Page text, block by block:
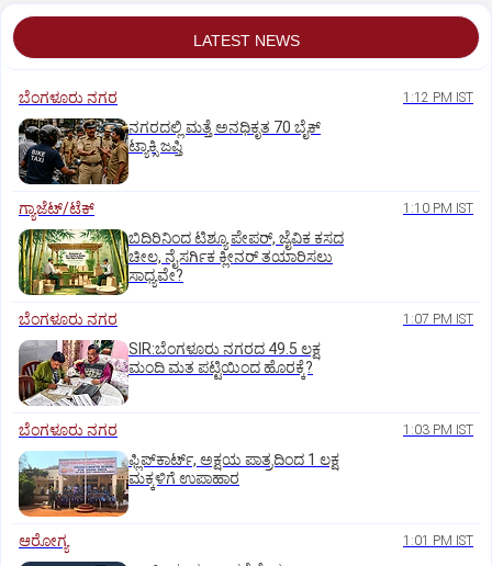
LATEST NEWS
ಬೆಂಗಳೂರು ನಗರ 1:12 PM IST
ನಗರದಲ್ಲಿ ಮತ್ತೆ ಅನಧಿಕೃತ 70 ಬೈಕ್‌
ಟ್ಯಾಕ್ಸಿ ಜಪ್ತಿ
ಗ್ಯಾಜೆಟ್/ಟೆಕ್ 1:10 PM IST
ಬಿದಿರಿನಿಂದ ಟಿಶ್ಯೂ ಪೇಪರ್‌, ಜೈವಿಕ ಕಸದ
ಚೀಲ, ನೈಸರ್ಗಿಕ ಕ್ಲೀನರ್‌ ತಯಾರಿಸಲು
ಸಾಧ್ಯವೇ?
ಬೆಂಗಳೂರು ನಗರ 1:07 PM IST
SIR:ಬೆಂಗಳೂರು ನಗರದ 49.5 ಲಕ್ಷ
ಮಂದಿ ಮತ ಪಟ್ಟಿಯಿಂದ ಹೊರಕ್ಕೆ?
ಬೆಂಗಳೂರು ನಗರ 1:03 PM IST
ಫ್ಲಿಪ್‌ಕಾರ್ಟ್‌, ಅಕ್ಷಯ ಪಾತ್ರದಿಂದ 1 ಲಕ್ಷ
ಮಕ್ಕಳಿಗೆ ಉಪಾಹಾರ
ಆರೋಗ್ಯ 1:01 PM IST